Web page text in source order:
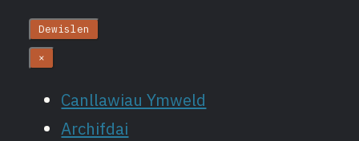
Dewislen
×
Canllawiau Ymweld
Archifdai